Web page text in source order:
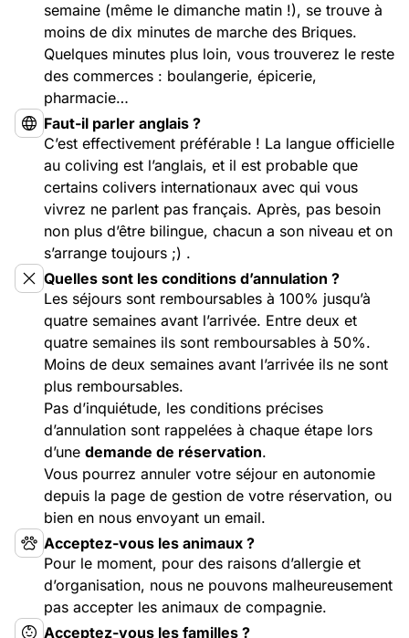
semaine (même le dimanche matin !), se trouve à
moins de dix minutes de marche des Briques.
Quelques minutes plus loin, vous trouverez le reste
des commerces : boulangerie, épicerie,
pharmacie…
Faut-il parler anglais ?
C’est effectivement préférable ! La langue officielle
au coliving est l’anglais, et il est probable que
certains colivers internationaux avec qui vous
vivrez ne parlent pas français. Après, pas besoin
non plus d’être bilingue, chacun a son niveau et on
s’arrange toujours ;) .
Quelles sont les conditions d’annulation ?
Les séjours sont remboursables à 100% jusqu’à
quatre semaines avant l’arrivée. Entre deux et
quatre semaines ils sont remboursables à 50%.
Moins de deux semaines avant l’arrivée ils ne sont
plus remboursables.
Pas d’inquiétude, les conditions précises
d’annulation sont rappelées à chaque étape lors
d’une demande de réservation.
Vous pourrez annuler votre séjour en autonomie
depuis la page de gestion de votre réservation, ou
bien en nous envoyant un email.
Acceptez-vous les animaux ?
Pour le moment, pour des raisons d’allergie et
d’organisation, nous ne pouvons malheureusement
pas accepter les animaux de compagnie.
Acceptez-vous les familles ?